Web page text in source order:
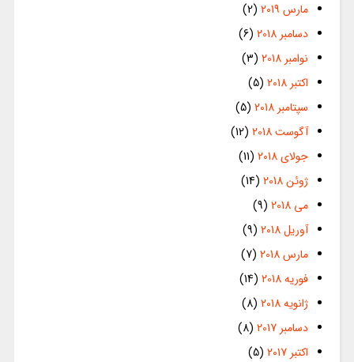
مارس 2019
(2)
دسامبر 2018
(6)
نوامبر 2018
(3)
اکتبر 2018
(5)
سپتامبر 2018
(5)
آگوست 2018
(12)
جولای 2018
(11)
ژوئن 2018
(14)
می 2018
(9)
آوریل 2018
(9)
مارس 2018
(7)
فوریه 2018
(14)
ژانویه 2018
(8)
دسامبر 2017
(8)
اکتبر 2017
(5)